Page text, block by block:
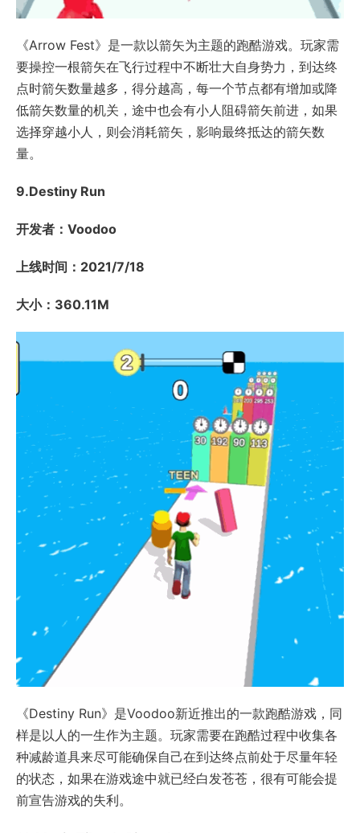
《Arrow Fest》是一款以箭矢为主题的跑酷游戏。玩家需
要操控一根箭矢在飞行过程中不断壮大自身势力，到达终
点时箭矢数量越多，得分越高，每一个节点都有增加或降
低箭矢数量的机关，途中也会有小人阻碍箭矢前进，如果
选择穿越小人，则会消耗箭矢，影响最终抵达的箭矢数
量。
9.Destiny Run
开发者：Voodoo
上线时间：2021/7/18
大小：360.11M
《Destiny Run》是Voodoo新近推出的一款跑酷游戏，同
样是以人的一生作为主题。玩家需要在跑酷过程中收集各
种减龄道具来尽可能确保自己在到达终点前处于尽量年轻
的状态，如果在游戏途中就已经白发苍苍，很有可能会提
前宣告游戏的失利。